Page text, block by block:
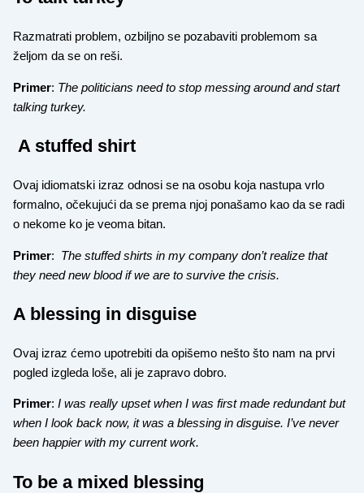
Razmatrati problem, ozbiljno se pozabaviti problemom sa
željom da se on reši.
Primer: The politicians need to stop messing around and start
talking turkey.
A stuffed shirt
Ovaj idiomatski izraz odnosi se na osobu koja nastupa vrlo
formalno, očekujući da se prema njoj ponašamo kao da se radi
o nekome ko je veoma bitan.
Primer: The stuffed shirts in my company don’t realize that
they need new blood if we are to survive the crisis.
A blessing in disguise
Ovaj izraz ćemo upotrebiti da opišemo nešto što nam na prvi
pogled izgleda loše, ali je zapravo dobro.
Primer: I was really upset when I was first made redundant but
when I look back now, it was a blessing in disguise. I’ve never
been happier with my current work.
To be a mixed blessing